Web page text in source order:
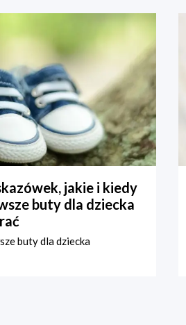
jakie i kiedy
buty dla dziecka
buty dla dziecka